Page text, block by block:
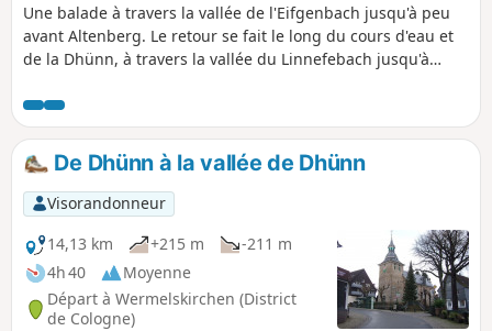
Une balade à travers la vallée de l'Eifgenbach jusqu'à peu
avant Altenberg. Le retour se fait le long du cours d'eau et
de la Dhünn, à travers la vallée du Linnefebach jusqu'à
belles vallées du Bergisches Land.
De Dhünn à la vallée de Dhünn
Visorandonneur
14,13 km
+215 m
-211 m
4h 40
Moyenne
Départ à Wermelskirchen (District
de Cologne)